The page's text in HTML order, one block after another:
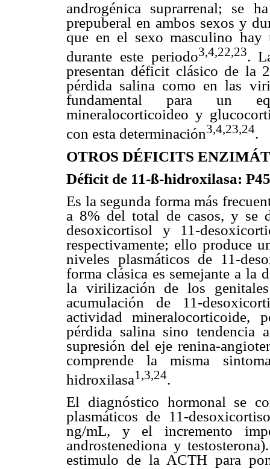
androgénica suprarrenal; se
prepuberal en ambos sexos y
que en el sexo masculino hay
durante este periodo3,4,22,23.
presentan déficit clásico de la
pérdida salina como en las
fundamental para un
mineralocorticoideo y
con esta determinación3,4,23,24.
OTROS DÉFICITS
Déficit de 11-ß-hidroxilasa:
Es la segunda forma más
a 8% del total de casos, y se
desoxicortisol y 11-
respectivamente; ello produce
niveles plasmáticos de 11-
forma clásica es semejante a la
la virilización de los
acumulación de 11-
actividad mineralocorticoide,
pérdida salina sino tendencia
supresión del eje renina-
comprende la misma
hidroxilasa1,3,24.
El diagnóstico hormonal se
plasmáticos de 11-
ng/mL, y el incremento
androstenediona y
estimulo de la ACTH para